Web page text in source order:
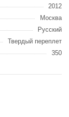
2012
Москва
Русский
Твердый переплет
350